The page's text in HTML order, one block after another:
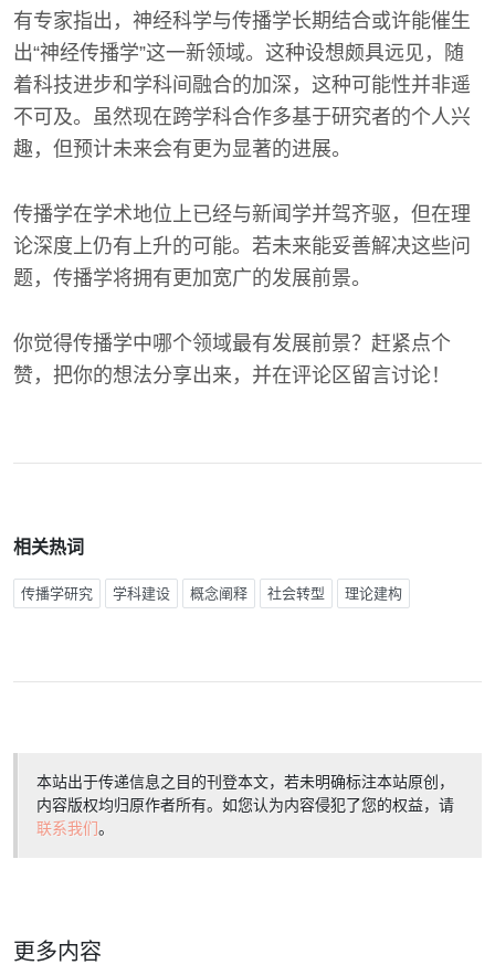
有专家指出，神经科学与传播学长期结合或许能催生
出“神经传播学”这一新领域。这种设想颇具远见，随
着科技进步和学科间融合的加深，这种可能性并非遥
不可及。虽然现在跨学科合作多基于研究者的个人兴
趣，但预计未来会有更为显著的进展。
传播学在学术地位上已经与新闻学并驾齐驱，但在理
论深度上仍有上升的可能。若未来能妥善解决这些问
题，传播学将拥有更加宽广的发展前景。
你觉得传播学中哪个领域最有发展前景？赶紧点个
赞，把你的想法分享出来，并在评论区留言讨论！
相关热词
传播学研究 学科建设 概念阐释 社会转型 理论建构
本站出于传递信息之目的刊登本文，若未明确标注本站原创，
内容版权均归原作者所有。如您认为内容侵犯了您的权益，请
联系我们。
更多内容